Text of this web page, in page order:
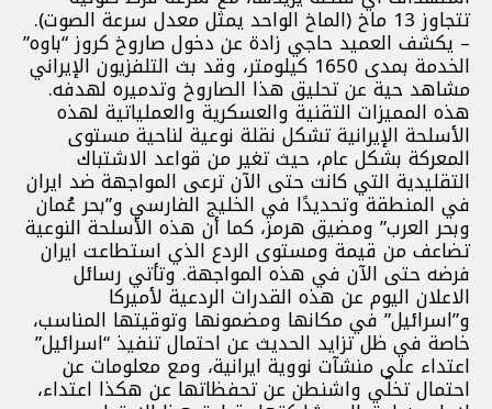
تتجاوز 13 ماخ (الماخ الواحد يمثل معدل سرعة الصوت).
– يكشف العميد حاجي زادة عن دخول صاروخ كروز “باوه”
الخدمة بمدى 1650 كيلومتر، وقد بث التلفزيون الإيراني
مشاهد حية عن تحليق هذا الصاروخ وتدميره لهدفه.
هذه المميزات التقنية والعسكرية والعملياتية لهذه
الأسلحة الإيرانية تشكل نقلة نوعية لناحية مستوى
المعركة بشكل عام، حيث تغير من قواعد الاشتباك
التقليدية التي كانت حتى الآن ترعى المواجهة ضد ايران
في المنطقة وتحديدًا في الخليج الفارسي و”بحر عُمان
وبحر العرب” ومضيق هرمز، كما أن هذه الأسلحة النوعية
تضاعف من قيمة ومستوى الردع الذي استطاعت ايران
فرضه حتى الآن في هذه المواجهة. وتأتي رسائل
الاعلان اليوم عن هذه القدرات الردعية لأميركا
و”اسرائيل” في مكانها ومضمونها وتوقيتها المناسب،
خاصة في ظل تزايد الحديث عن احتمال تنفيذ “اسرائيل”
اعتداء على منشآت نووية ايرانية، ومع معلومات عن
احتمال تخلّي واشنطن عن تحفظاتها عن هكذا اعتداء،